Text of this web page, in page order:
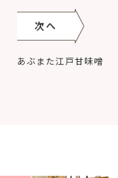
次へ
あぶまた江戸甘味噌